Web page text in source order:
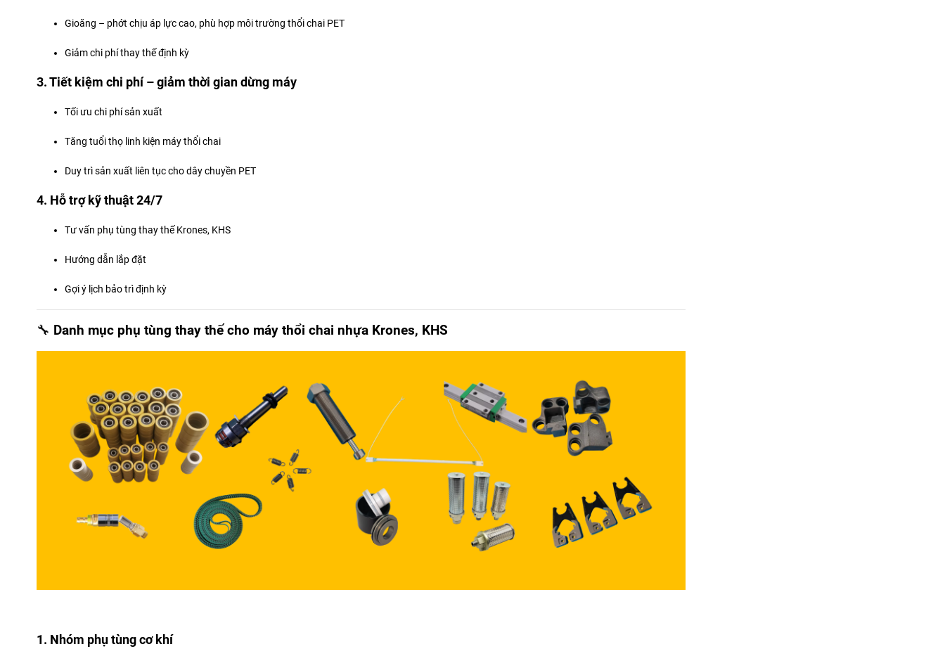
Gioăng – phớt chịu áp lực cao, phù hợp môi trường thổi chai PET
Giảm chi phí thay thế định kỳ
3. Tiết kiệm chi phí – giảm thời gian dừng máy
Tối ưu chi phí sản xuất
Tăng tuổi thọ linh kiện máy thổi chai
Duy trì sản xuất liên tục cho dây chuyền PET
4. Hỗ trợ kỹ thuật 24/7
Tư vấn phụ tùng thay thế Krones, KHS
Hướng dẫn lắp đặt
Gợi ý lịch bảo trì định kỳ
🔧 Danh mục phụ tùng thay thế cho máy thổi chai nhựa Krones, KHS
1. Nhóm phụ tùng cơ khí